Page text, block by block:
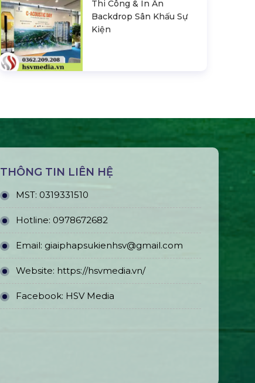
Thi Công & In Ấn
Backdrop Sân Khấu Sự
Kiện
THÔNG TIN LIÊN HỆ
MST: 0319331510
Hotline: 0978672682
Email: giaiphapsukienhsv@gmail.com
Website: https://hsvmedia.vn/
Facebook: HSV Media